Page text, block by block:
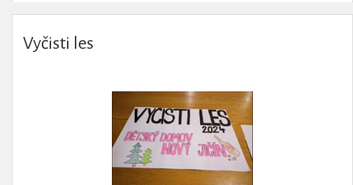
Vyčisti les